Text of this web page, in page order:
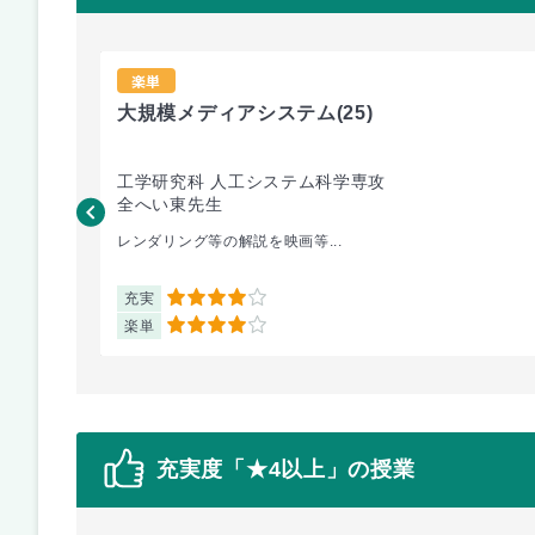
楽単
大規模メディアシステム(25)
工学研究科 人工システム科学専攻
全へい東先生
レンダリング等の解説を映画等...
充実 4
楽単 4
充実度「★4以上」の授業